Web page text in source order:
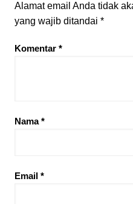
Alamat email Anda tidak
yang wajib ditandai *
Komentar *
Nama*
Email *